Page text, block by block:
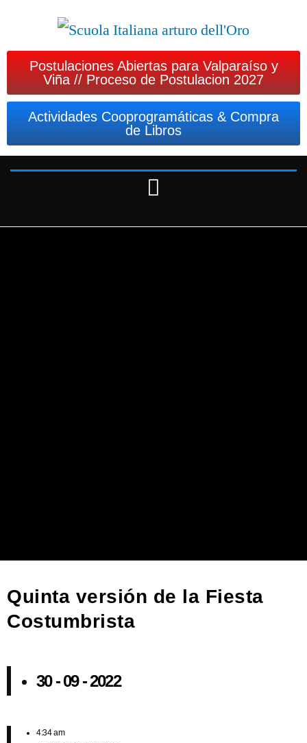
Postulaciones Abiertas para Valparaíso y
Viña // Proceso de Postulacion 2027
Actividades Cooprogramáticas & Compra
de Libros
Quinta versión de la Fiesta
Costumbrista
30 - 09 - 2022
4:34 am